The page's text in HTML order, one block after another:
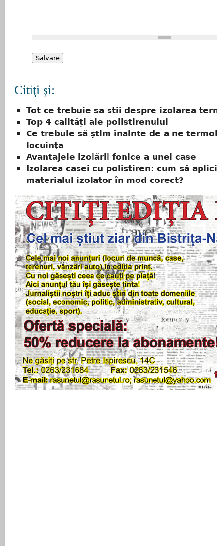
Citiţi şi:
Tot ce trebuie sa stii despre izolarea
Top 4 calități ale polistirenului
Ce trebuie să ştim înainte de a ne
locuinţa
Avantajele izolării fonice a unei case
Izolarea casei cu polistiren: cum să aplici
materialul izolator în mod corect?